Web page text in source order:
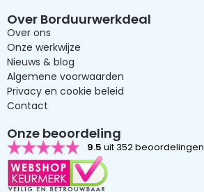
Over Borduurwerkdeal
Over ons
Onze werkwijze
Nieuws & blog
Algemene voorwaarden
Privacy en cookie beleid
Contact
Onze beoordeling
9.5 uit 352 beoordelingen